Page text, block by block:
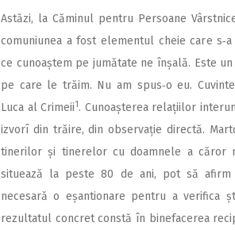
Astăzi, la Căminul pentru Per­soane
comuniunea a fost elementul cheie care
ce cunoaștem pe jumătate ne înșală. Este
pe care le trăim. Nu am spus‑o eu.
Luca al Crimeii1. Cunoașterea relațiilor
izvorî din trăire, din observație directă.
tinerilor și tinerelor cu doamnele a căror
situează la peste 80 de ani, pot să
necesară o eșantionare pentru a verifica
rezultatul concret constă în binefacerea